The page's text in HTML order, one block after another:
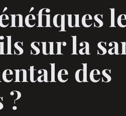
sur la
des
?